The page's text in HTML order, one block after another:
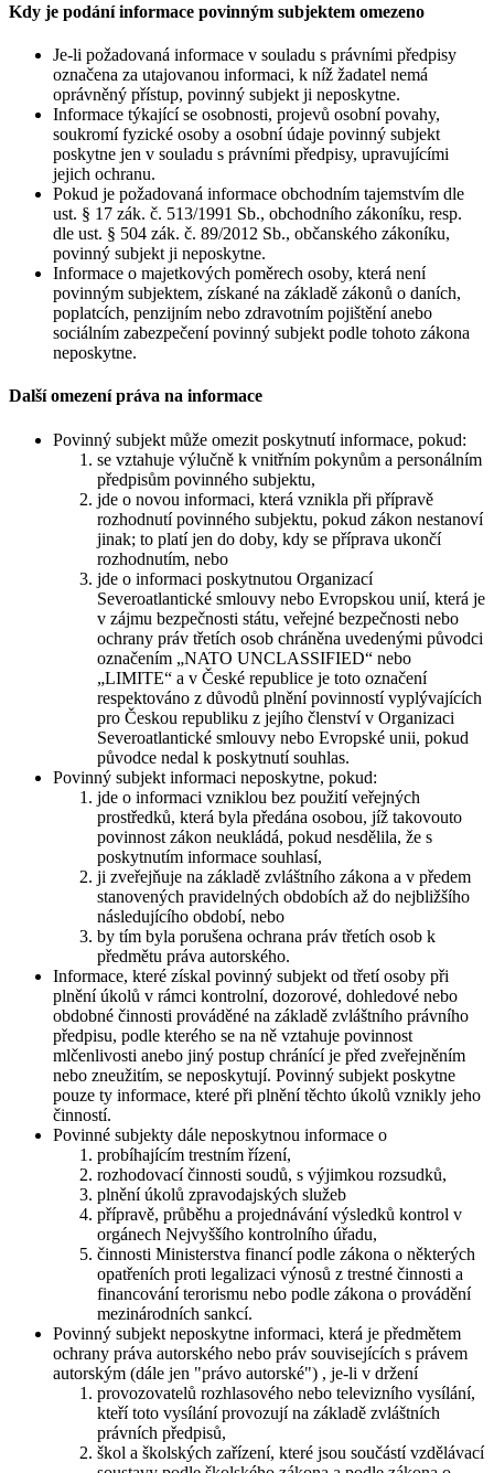
Kdy je podání informace povinným subjektem omezeno
Je-li požadovaná informace v souladu s právními předpisy
označena za utajovanou informaci, k níž žadatel nemá
oprávněný přístup, povinný subjekt ji neposkytne.
Informace týkající se osobnosti, projevů osobní povahy,
soukromí fyzické osoby a osobní údaje povinný subjekt
poskytne jen v souladu s právními předpisy, upravujícími
jejich ochranu.
Pokud je požadovaná informace obchodním tajemstvím dle
ust. § 17 zák. č. 513/1991 Sb., obchodního zákoníku, resp.
dle ust. § 504 zák. č. 89/2012 Sb., občanského zákoníku,
povinný subjekt ji neposkytne.
Informace o majetkových poměrech osoby, která není
povinným subjektem, získané na základě zákonů o daních,
poplatcích, penzijním nebo zdravotním pojištění anebo
sociálním zabezpečení povinný subjekt podle tohoto zákona
neposkytne.
Další omezení práva na informace
Povinný subjekt může omezit poskytnutí informace, pokud:
se vztahuje výlučně k vnitřním pokynům a personálním
předpisům povinného subjektu,
jde o novou informaci, která vznikla při přípravě
rozhodnutí povinného subjektu, pokud zákon nestanoví
jinak; to platí jen do doby, kdy se příprava ukončí
rozhodnutím, nebo
jde o informaci poskytnutou Organizací
Severoatlantické smlouvy nebo Evropskou unií, která je
v zájmu bezpečnosti státu, veřejné bezpečnosti nebo
ochrany práv třetích osob chráněna uvedenými původci
označením „NATO UNCLASSIFIED“ nebo
„LIMITE“ a v České republice je toto označení
respektováno z důvodů plnění povinností vyplývajících
pro Českou republiku z jejího členství v Organizaci
Severoatlantické smlouvy nebo Evropské unii, pokud
původce nedal k poskytnutí souhlas.
Povinný subjekt informaci neposkytne, pokud:
jde o informaci vzniklou bez použití veřejných
prostředků, která byla předána osobou, jíž takovouto
povinnost zákon neukládá, pokud nesdělila, že s
poskytnutím informace souhlasí,
ji zveřejňuje na základě zvláštního zákona a v předem
stanovených pravidelných obdobích až do nejbližšího
následujícího období, nebo
by tím byla porušena ochrana práv třetích osob k
předmětu práva autorského.
Informace, které získal povinný subjekt od třetí osoby při
plnění úkolů v rámci kontrolní, dozorové, dohledové nebo
obdobné činnosti prováděné na základě zvláštního právního
předpisu, podle kterého se na ně vztahuje povinnost
mlčenlivosti anebo jiný postup chránící je před zveřejněním
nebo zneužitím, se neposkytují. Povinný subjekt poskytne
pouze ty informace, které při plnění těchto úkolů vznikly jeho
činností.
Povinné subjekty dále neposkytnou informace o
probíhajícím trestním řízení,
rozhodovací činnosti soudů, s výjimkou rozsudků,
plnění úkolů zpravodajských služeb
přípravě, průběhu a projednávání výsledků kontrol v
orgánech Nejvyššího kontrolního úřadu,
činnosti Ministerstva financí podle zákona o některých
opatřeních proti legalizaci výnosů z trestné činnosti a
financování terorismu nebo podle zákona o provádění
mezinárodních sankcí.
Povinný subjekt neposkytne informaci, která je předmětem
ochrany práva autorského nebo práv souvisejících s právem
autorským (dále jen "právo autorské") , je-li v držení
provozovatelů rozhlasového nebo televizního vysílání,
kteří toto vysílání provozují na základě zvláštních
právních předpisů,
škol a školských zařízení, které jsou součástí vzdělávací